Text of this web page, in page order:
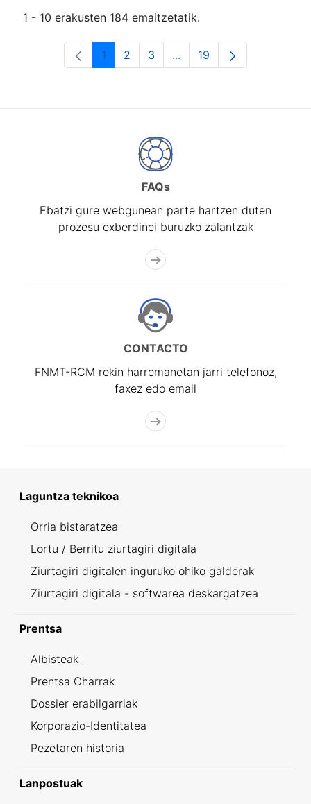
1 - 10 erakusten 184 emaitzetatik.
Orrialdea
1 Orrialdea
2 Orrialdea
3 ...Intermediate Pages Use
Orrialdea
19
FAQs
Ebatzi gure webgunean parte hartzen duten
prozesu exberdinei buruzko zalantzak
CONTACTO
FNMT-RCM rekin harremanetan jarri telefonoz,
faxez edo email
Laguntza teknikoa
Orria bistaratzea
Lortu / Berritu ziurtagiri digitala
Ziurtagiri digitalen inguruko ohiko galderak
Ziurtagiri digitala - softwarea deskargatzea
Prentsa
Albisteak
Prentsa Oharrak
Dossier erabilgarriak
Korporazio-Identitatea
Pezetaren historia
Lanpostuak